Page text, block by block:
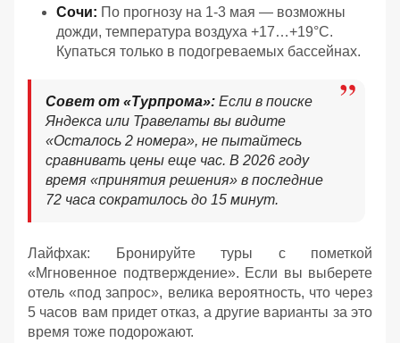
Сочи: По прогнозу на 1-3 мая — возможны
дожди, температура воздуха +17…+19°C.
Купаться только в подогреваемых бассейнах.
Совет от «Турпрома»: Если в поиске
Яндекса или Травелаты вы видите
«Осталось 2 номера», не пытайтесь
сравнивать цены еще час. В 2026 году
время «принятия решения» в последние
72 часа сократилось до 15 минут.
Лайфхак: Бронируйте туры с пометкой
«Мгновенное подтверждение». Если вы выберете
отель «под запрос», велика вероятность, что через
5 часов вам придет отказ, а другие варианты за это
время тоже подорожают.